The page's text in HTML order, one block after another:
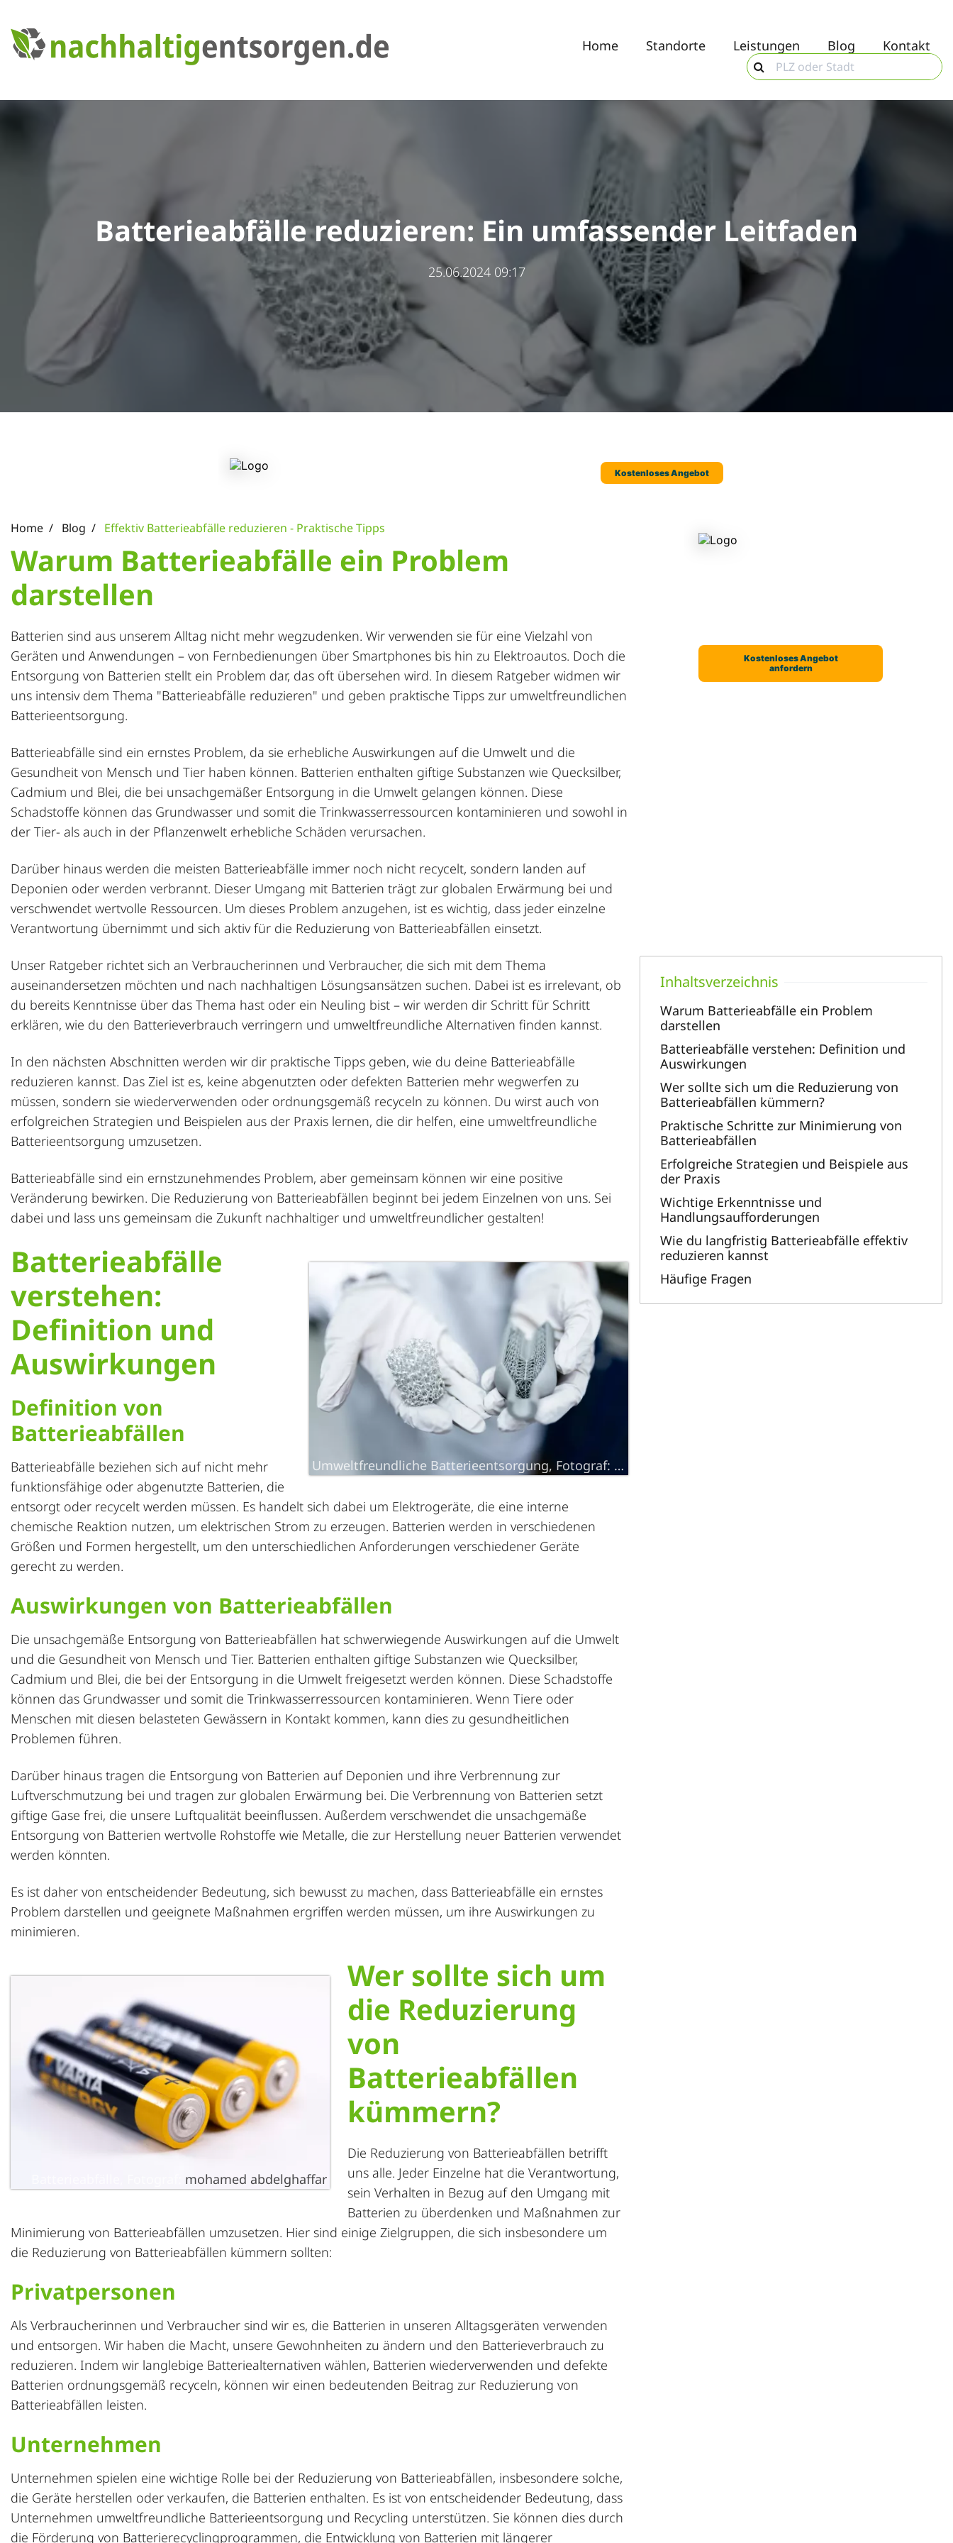
Home Standorte Leistungen Blog Kontakt
Batterieabfälle reduzieren: Ein umfassender Leitfaden
25.06.2024 09:17
Home Blog Effektiv Batterieabfälle reduzieren - Praktische Tipps
Warum Batterieabfälle ein Problem
darstellen
Batterien sind aus unserem Alltag nicht mehr wegzudenken. Wir verwenden sie für eine Vielzahl von
Geräten und Anwendungen – von Fernbedienungen über Smartphones bis hin zu Elektroautos. Doch die
Entsorgung von Batterien stellt ein Problem dar, das oft übersehen wird. In diesem Ratgeber widmen wir
uns intensiv dem Thema "Batterieabfälle reduzieren" und geben praktische Tipps zur umweltfreundlichen
Batterieentsorgung.
Batterieabfälle sind ein ernstes Problem, da sie erhebliche Auswirkungen auf die Umwelt und die
Gesundheit von Mensch und Tier haben können. Batterien enthalten giftige Substanzen wie Quecksilber,
Cadmium und Blei, die bei unsachgemäßer Entsorgung in die Umwelt gelangen können. Diese
Schadstoffe können das Grundwasser und somit die Trinkwasserressourcen kontaminieren und sowohl in
der Tier- als auch in der Pflanzenwelt erhebliche Schäden verursachen.
Darüber hinaus werden die meisten Batterieabfälle immer noch nicht recycelt, sondern landen auf
Deponien oder werden verbrannt. Dieser Umgang mit Batterien trägt zur globalen Erwärmung bei und
verschwendet wertvolle Ressourcen. Um dieses Problem anzugehen, ist es wichtig, dass jeder einzelne
Verantwortung übernimmt und sich aktiv für die Reduzierung von Batterieabfällen einsetzt.
Unser Ratgeber richtet sich an Verbraucherinnen und Verbraucher, die sich mit dem Thema
auseinandersetzen möchten und nach nachhaltigen Lösungsansätzen suchen. Dabei ist es irrelevant, ob
du bereits Kenntnisse über das Thema hast oder ein Neuling bist – wir werden dir Schritt für Schritt
erklären, wie du den Batterieverbrauch verringern und umweltfreundliche Alternativen finden kannst.
In den nächsten Abschnitten werden wir dir praktische Tipps geben, wie du deine Batterieabfälle
reduzieren kannst. Das Ziel ist es, keine abgenutzten oder defekten Batterien mehr wegwerfen zu
müssen, sondern sie wiederverwenden oder ordnungsgemäß recyceln zu können. Du wirst auch von
erfolgreichen Strategien und Beispielen aus der Praxis lernen, die dir helfen, eine umweltfreundliche
Batterieentsorgung umzusetzen.
Batterieabfälle sind ein ernstzunehmendes Problem, aber gemeinsam können wir eine positive
Veränderung bewirken. Die Reduzierung von Batterieabfällen beginnt bei jedem Einzelnen von uns. Sei
dabei und lass uns gemeinsam die Zukunft nachhaltiger und umweltfreundlicher gestalten!
Umweltfreundliche Batterieentsorgung, Fotograf:
ThisIsEngineering
Batterieabfälle
verstehen:
Definition und
Auswirkungen
Definition von
Batterieabfällen
Batterieabfälle beziehen sich auf nicht mehr
funktionsfähige oder abgenutzte Batterien, die
entsorgt oder recycelt werden müssen. Es handelt sich dabei um Elektrogeräte, die eine interne
chemische Reaktion nutzen, um elektrischen Strom zu erzeugen. Batterien werden in verschiedenen
Größen und Formen hergestellt, um den unterschiedlichen Anforderungen verschiedener Geräte
gerecht zu werden.
Auswirkungen von Batterieabfällen
Die unsachgemäße Entsorgung von Batterieabfällen hat schwerwiegende Auswirkungen auf die Umwelt
und die Gesundheit von Mensch und Tier. Batterien enthalten giftige Substanzen wie Quecksilber,
Cadmium und Blei, die bei der Entsorgung in die Umwelt freigesetzt werden können. Diese Schadstoffe
können das Grundwasser und somit die Trinkwasserressourcen kontaminieren. Wenn Tiere oder
Menschen mit diesen belasteten Gewässern in Kontakt kommen, kann dies zu gesundheitlichen
Problemen führen.
Darüber hinaus tragen die Entsorgung von Batterien auf Deponien und ihre Verbrennung zur
Luftverschmutzung bei und tragen zur globalen Erwärmung bei. Die Verbrennung von Batterien setzt
giftige Gase frei, die unsere Luftqualität beeinflussen. Außerdem verschwendet die unsachgemäße
Entsorgung von Batterien wertvolle Rohstoffe wie Metalle, die zur Herstellung neuer Batterien verwendet
werden könnten.
Es ist daher von entscheidender Bedeutung, sich bewusst zu machen, dass Batterieabfälle ein ernstes
Problem darstellen und geeignete Maßnahmen ergriffen werden müssen, um ihre Auswirkungen zu
minimieren.
mohamed abdelghaffar
Wer sollte sich um
die Reduzierung
von
Batterieabfällen
kümmern?
Die Reduzierung von Batterieabfällen betrifft
uns alle. Jeder Einzelne hat die Verantwortung,
sein Verhalten in Bezug auf den Umgang mit
Batterien zu überdenken und Maßnahmen zur
Minimierung von Batterieabfällen umzusetzen. Hier sind einige Zielgruppen, die sich insbesondere um
die Reduzierung von Batterieabfällen kümmern sollten:
Privatpersonen
Als Verbraucherinnen und Verbraucher sind wir es, die Batterien in unseren Alltagsgeräten verwenden
und entsorgen. Wir haben die Macht, unsere Gewohnheiten zu ändern und den Batterieverbrauch zu
reduzieren. Indem wir langlebige Batteriealternativen wählen, Batterien wiederverwenden und defekte
Batterien ordnungsgemäß recyceln, können wir einen bedeutenden Beitrag zur Reduzierung von
Batterieabfällen leisten.
Unternehmen
Unternehmen spielen eine wichtige Rolle bei der Reduzierung von Batterieabfällen, insbesondere solche,
die Geräte herstellen oder verkaufen, die Batterien enthalten. Es ist von entscheidender Bedeutung, dass
Unternehmen umweltfreundliche Batterieentsorgung und Recycling unterstützen. Sie können dies durch
die Förderung von Batterierecyclingprogrammen, die Entwicklung von Batterien mit längerer
Warum Batterieabfälle ein Problem
darstellen
Batterieabfälle verstehen: Definition und
Auswirkungen
Wer sollte sich um die Reduzierung von
Batterieabfällen kümmern?
Praktische Schritte zur Minimierung von
Batterieabfällen
Erfolgreiche Strategien und Beispiele aus
der Praxis
Wichtige Erkenntnisse und
Handlungsaufforderungen
Wie du langfristig Batterieabfälle effektiv
reduzieren kannst
Häufige Fragen